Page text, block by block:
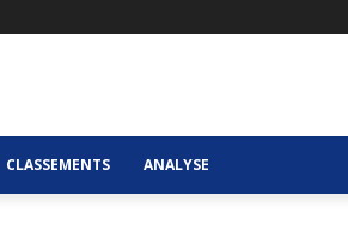
CLASSEMENTS ANALYSE